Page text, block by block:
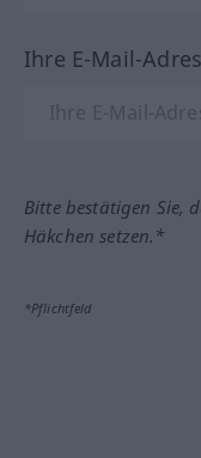
Ihre E-Mail-
Bitte bestätigen Sie,
Häkchen setzen.*
*Pflichtfeld